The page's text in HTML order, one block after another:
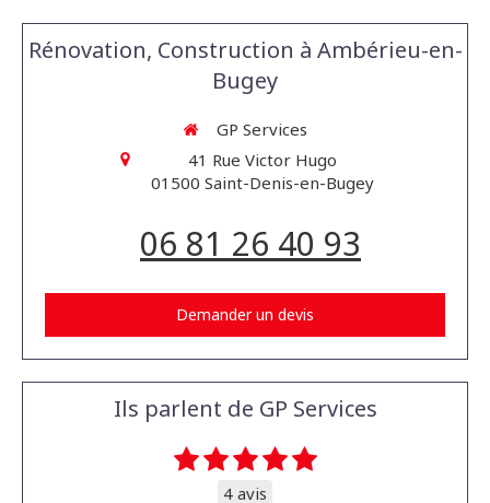
Rénovation, Construction à Ambérieu-en-
Bugey
GP Services
41 Rue Victor Hugo
01500 Saint-Denis-en-Bugey
06 81 26 40 93
Demander un devis
Ils parlent de GP Services
4 avis